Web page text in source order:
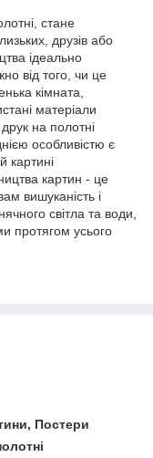
стане
друзів або
ідеально
від того, чи це
кімната,
матеріали
на полотні
особливістю є
картині
картин - це
вишуканість і
світла та води,
протягом усього
Постери